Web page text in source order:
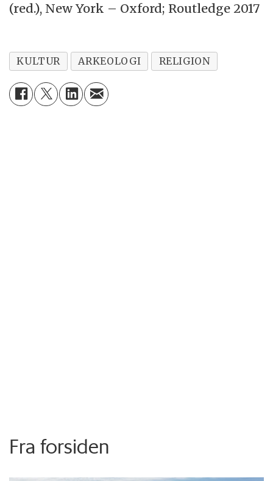
(red.), New York – Oxford; Routledge 2017
KULTUR ARKEOLOGI RELIGION
Fra forsiden